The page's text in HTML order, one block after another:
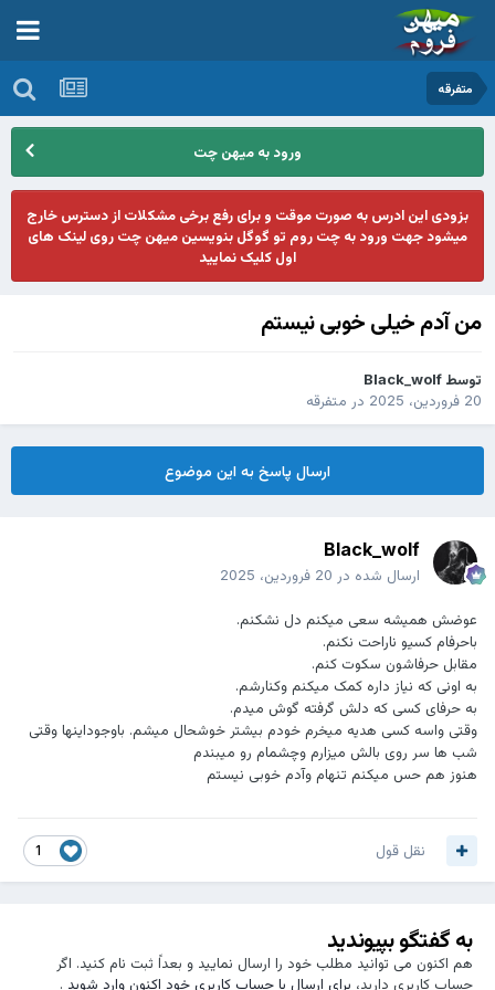
متفرقه
ورود به میهن چت
بزودی این ادرس به صورت موقت و برای رفع برخی مشکلات از دسترس خارج
میشود جهت ورود به چت روم تو گوگل بنویسین میهن چت روی لینک های
اول کلیک نمایید
من آدم خیلی خوبی نیستم
توسط Black_wolf
20 فروردین، 2025
در متفرقه
ارسال پاسخ به این موضوع
Black_wolf
ارسال شده در 20 فروردین، 2025
عوضش همیشه سعی میکنم دل نشکنم.
باحرفام کسیو ناراحت نکنم.
مقابل حرفاشون سکوت کنم.
به اونی که نیاز داره کمک میکنم وکنارشم.
به حرفای کسی که دلش گرفته گوش میدم.
وقتی واسه کسی هدیه میخرم خودم بیشتر خوشحال میشم. باوجوداینها وقتی
شب ها سر روی بالش میزارم وچشمام رو میبندم
هنوز هم حس میکنم تنهام وآدم خوبی نیستم
نقل قول
به گفتگو بپیوندید
هم اکنون می توانید مطلب خود را ارسال نمایید و بعداً ثبت نام کنید. اگر
حساب کاربری دارید، برای ارسال با حساب کاربری خود اکنون وارد شوید.